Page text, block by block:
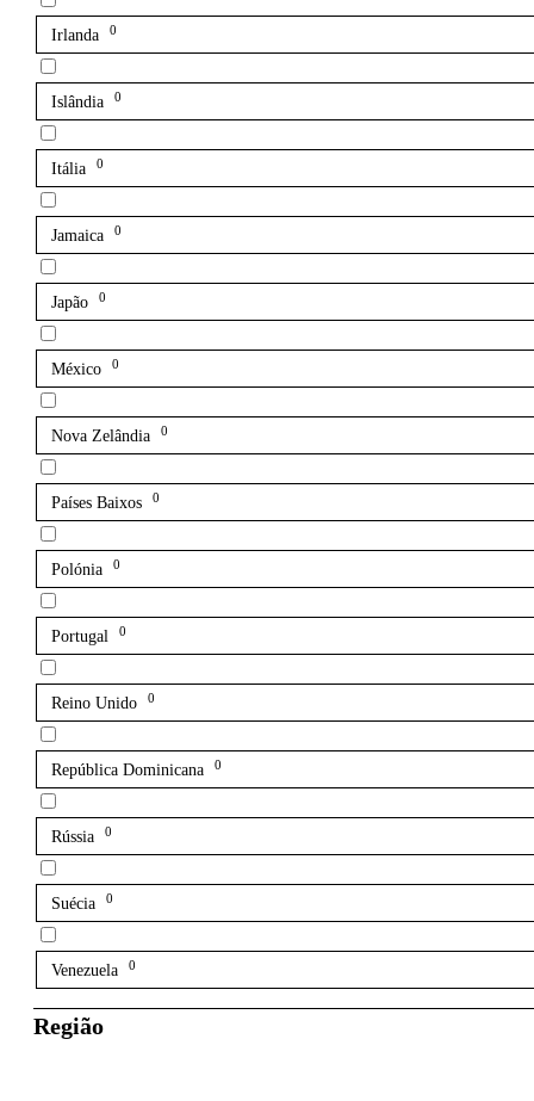
Irlanda 0
Islândia 0
Itália 0
Jamaica 0
Japão 0
México 0
Nova Zelândia 0
Países Baixos 0
Polónia 0
Portugal 0
Reino Unido 0
República Dominicana 0
Rússia 0
Suécia 0
Venezuela 0
Região